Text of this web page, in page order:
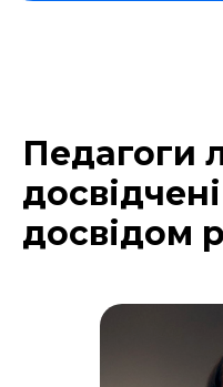
Педагоги
досвідом